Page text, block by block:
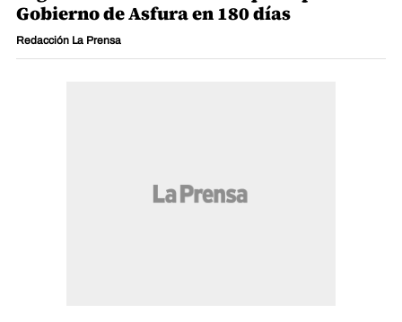
Gobierno de Asfura en 180 días
Redacción La Prensa